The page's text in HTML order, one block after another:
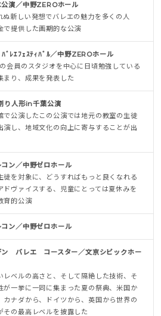
演／中野ZEROホール
ぬ新しい発想でバレエの魅力を多くの人
で提供した画期的な公演
ﾞﾚｴﾌｪｽﾃｨﾊﾞﾙ／中野ZEROホール
会員のスタジオを中心に日頃勉強している
まり、成果を発表した
り人形in千葉公演
で公演したこの公演では地元の教室の生徒
演し、地域文化の向上に寄与することが出
ン／中野ゼロホール
徒を対象に、どうすればもっと良くなれる
ドヴァイスする、児童にとっては夏休みを
育的公演
ン／中野ゼロホール
ン バレエ コースター／文京シビックホー
レベルの高さと、そして隔絶した技術、そ
が一挙に一同に集まった夏の祭典、米国か
カナダから、ドイツから、英国から世界の
その最高レベルを披露した